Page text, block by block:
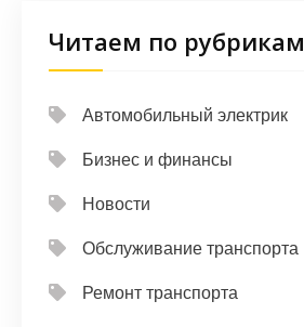
Читаем по рубрикам
Автомобильный электрик
Бизнес и финансы
Новости
Обслуживание транспорта
Ремонт транспорта